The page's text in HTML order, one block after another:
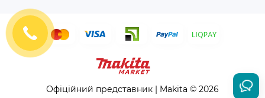
Офіційний представник | Makita © 2026